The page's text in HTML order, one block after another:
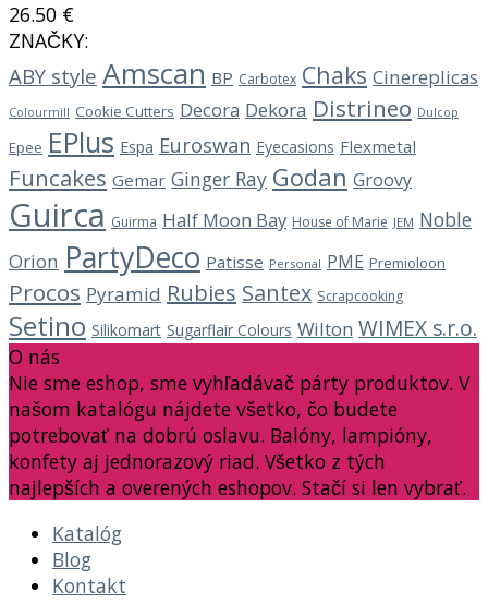
26.50 €
ZNAČKY:
ABY style Amscan BP Carbotex Chaks Cinereplicas
Colourmill Cookie Cutters Decora Dekora Distrineo Dulcop
Epee EPlus Espa Euroswan Eyecasions Flexmetal
Funcakes Gemar Ginger Ray Godan Groovy
Guirca Guirma Half Moon Bay House of Marie JEM Noble
Orion PartyDeco Patisse Personal PME Premioloon
Procos Pyramid Rubies Santex Scrapcooking
Setino Silikomart Sugarflair Colours Wilton WIMEX s.r.o.
O nás
Nie sme eshop, sme vyhľadávač párty produktov. V
našom katalógu nájdete všetko, čo budete
potrebovať na dobrú oslavu. Balóny, lampióny,
konfety aj jednorazový riad. Všetko z tých
najlepších a overených eshopov. Stačí si len vybrať.
Katalóg
Blog
Kontakt